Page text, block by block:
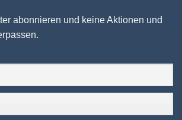
abonnieren und keine Aktionen und